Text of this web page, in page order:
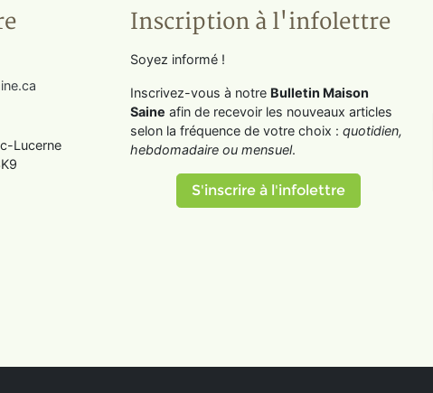
Lucerne
Inscription à l'infolettre
Soyez informé !
Inscrivez-vous à notre Bulletin Maison
Saine afin de recevoir les nouveaux articles
selon la fréquence de votre choix : quotidien,
hebdomadaire ou mensuel.
S'inscrire à l'infolettre